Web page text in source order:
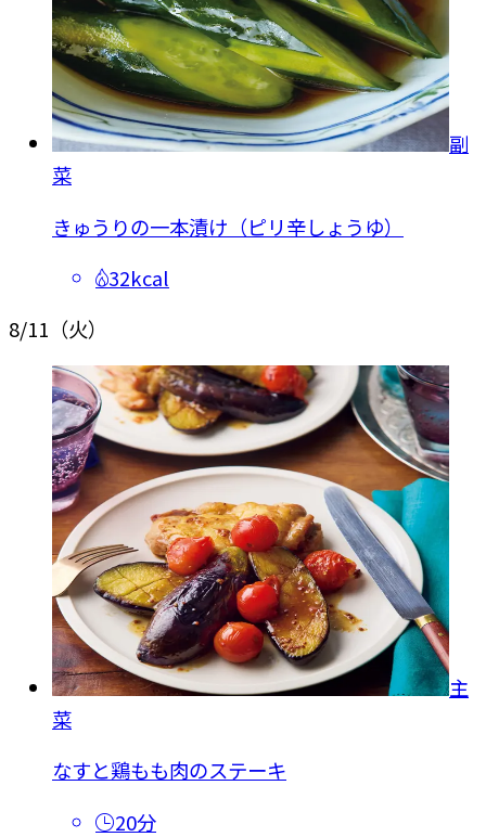
副
菜
きゅうりの一本漬け（ピリ辛しょうゆ）
32kcal
8/11 （火）
主
菜
なすと鶏もも肉のステーキ
20分